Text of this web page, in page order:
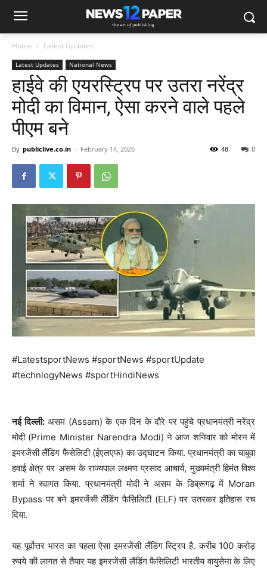
Home Latest Updates
Latest Updates National News
हाईवे की एयरस्ट्रिप पर उतरा नरेंद्र
मोदी का विमान, ऐसा करने वाले पहले
पीएम बने
By publiclive.co.in - February 14, 2026 0
48
#LatestsportNews #sportNews #sportUpdate
#technlogyNews #sportHindiNews
नई दिल्ली:असम (Assam) के एक दिन के दौरे पर पहुंचे प्रधानमंत्री नरेंद्र
मोदी (Prime Minister Narendra Modi) ने आज शनिवार को मोरन में
इमरजेंसी लैंडिंग फैसेलिटी (ईएलएफ) का उद्घाटन किया. प्रधानमंत्री का चाबुवा
हवाई क्षेत्र पर असम के राज्यपाल लक्ष्मण प्रसाद आचार्य, मुख्यमंत्री हिमंत विश्व
शर्मा ने स्वागत किया. प्रधानमंत्री मोदी ने असम के डिब्रूगढ़ में Moran
Bypass पर बने इमरजेंसी लैंडिंग फैसिलिटी (ELF) पर उतरकर इतिहास रच
दिया.
यह पूर्वोत्तर भारत का पहला ऐसा इमरजेंसी लैंडिंग स्ट्रिप है. करीब 100 करोड़
रुपये की लागत से तैयार यह इमरजेंसी लैंडिंग फैसिलिटी भारतीय वायुसेना के लिए